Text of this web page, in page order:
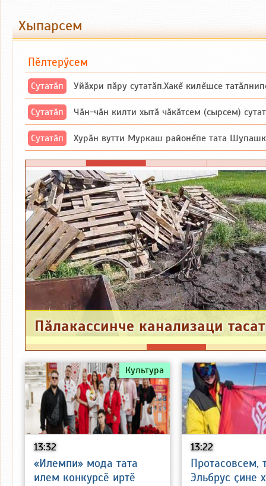
Хыпарсем
Пӗлтерӳсем
Сутатӑп Уйăхри пăру сутатăп.Хакĕ килĕшсе
Сутатӑп Чăн-чăн килти хытă чăкăтсем (сырсем) сутатпăр. Вĕсене мăн пыршă
Сутатӑп Хурăн вутти Муркаш районĕпе тата Шупашкар районĕнчи Ишлей
13:32
Культура
«Илемпи» мода тата
илем конкурсӗ иртӗ
13:22
Протасовсем,
Эльбрус ҫине